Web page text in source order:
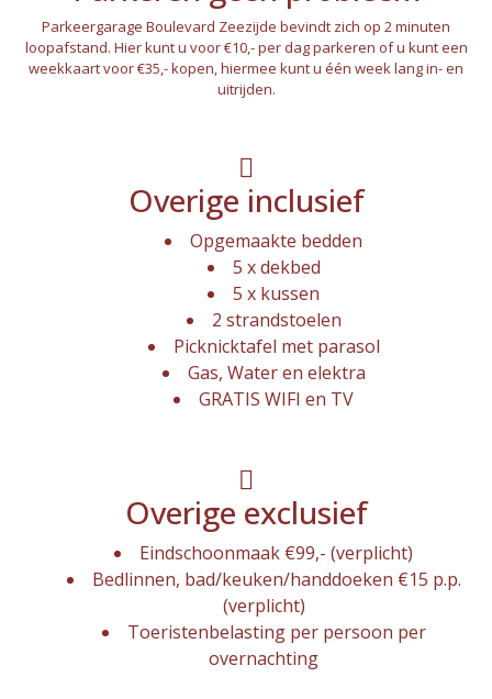
Parkeergarage Boulevard Zeezijde bevindt zich op 2 minuten
loopafstand. Hier kunt u voor €10,- per dag parkeren of u kunt een
weekkaart voor €35,- kopen, hiermee kunt u één week lang in- en
uitrijden.
Overige inclusief
Opgemaakte bedden
5 x dekbed
5 x kussen
2 strandstoelen
Picknicktafel met parasol
Gas, Water en elektra
GRATIS WIFI en TV
Overige exclusief
Eindschoonmaak €99,- (verplicht)
Bedlinnen, bad/keuken/handdoeken €15 p.p.
(verplicht)
Toeristenbelasting per persoon per
overnachting